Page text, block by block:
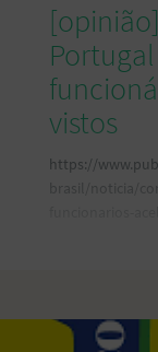
vistos
https://
brasil/noticia/